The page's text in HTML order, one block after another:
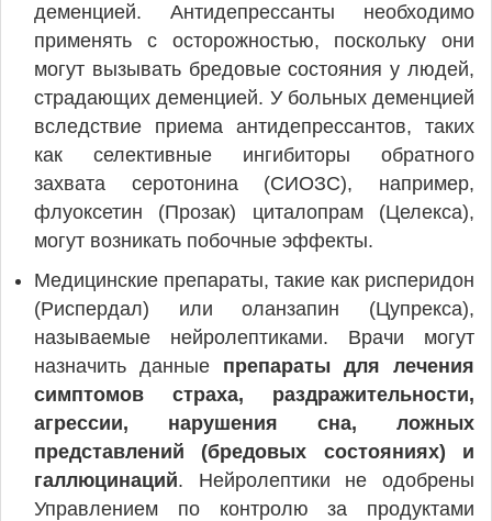
деменцией. Антидепрессанты необходимо
применять с осторожностью, поскольку они
могут вызывать бредовые состояния у людей,
страдающих деменцией. У больных деменцией
вследствие приема антидепрессантов, таких
как селективные ингибиторы обратного
захвата серотонина (СИОЗС), например,
флуоксетин (Прозак) циталопрам (Целекса),
могут возникать побочные эффекты.
Медицинские препараты, такие как рисперидон
(Риспердал) или оланзапин (Цупрекса),
называемые нейролептиками. Врачи могут
назначить данные препараты для лечения
симптомов страха, раздражительности,
агрессии, нарушения сна, ложных
представлений (бредовых состояниях) и
галлюцинаций. Нейролептики не одобрены
Управлением по контролю за продуктами